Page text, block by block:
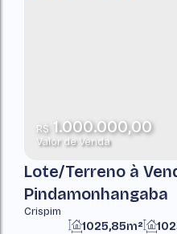
R$1.000.000,00
Valor de Venda
Lote/Terreno à
Pindamonhangaba
Crispim
1025,85m²